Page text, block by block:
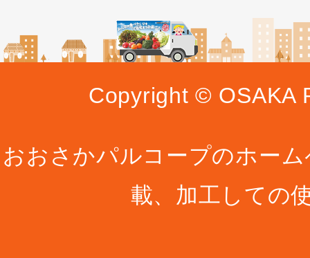
Copyright © OSAKA
おおさかパルコープのホー
載、加工しての